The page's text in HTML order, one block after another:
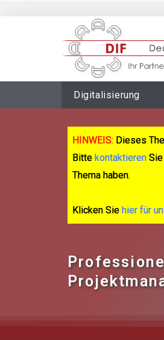
Digitalisierung
HINWEIS: Dieses
Bitte kontaktieren
Thema haben.
Klicken Sie hier für